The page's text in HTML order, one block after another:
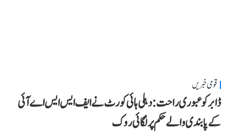
قومی خبریں
ڈابر کو عبوری راحت: دہلی ہائی کورٹ نے ایف ایس ایس اے آئی
کے پابندی والے حکم پر لگائی روک